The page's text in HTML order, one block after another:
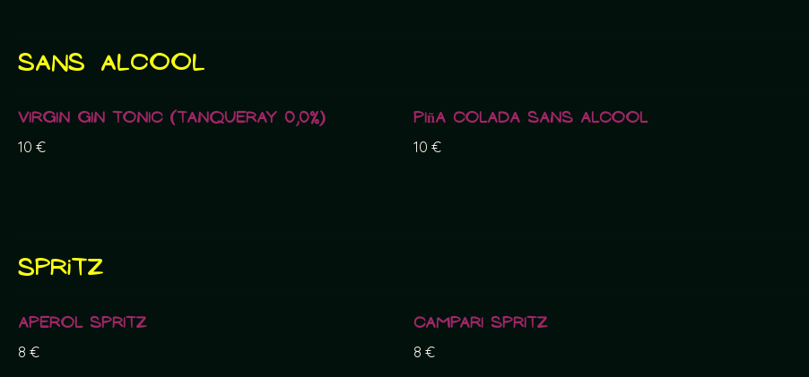
Sans alcool
Virgin Gin Tonic (Tanqueray 0,0%)
10 €
Piña Colada sans alcool
10 €
Spritz
Aperol Spritz
8 €
Campari Spritz
8 €